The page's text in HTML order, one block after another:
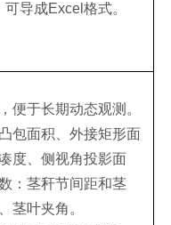
导成Excel格式。
便于长期动态观测。
包面积、外接矩形面
度、侧视角投影面
：茎秆节间距和茎
茎叶夹角。